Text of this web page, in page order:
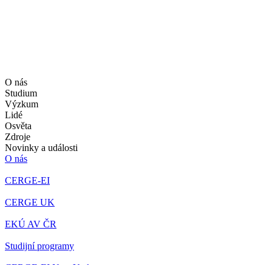
O nás
Studium
Výzkum
Lidé
Osvěta
Zdroje
Novinky a události
O nás
CERGE-EI
CERGE UK
EKÚ AV ČR
Studijní programy